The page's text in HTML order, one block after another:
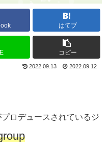
はてブ
コピー
2022.09.13 2022.09.12
プロデュースされているジ